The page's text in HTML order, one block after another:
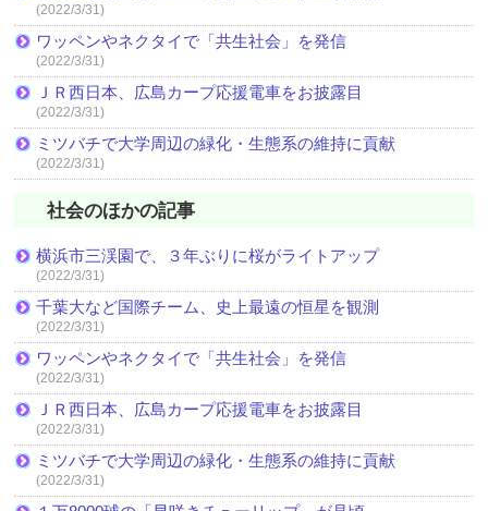
(2022/3/31)
ワッペンやネクタイで「共生社会」を発信
(2022/3/31)
ＪＲ西日本、広島カープ応援電車をお披露目
(2022/3/31)
ミツバチで大学周辺の緑化・生態系の維持に貢献
(2022/3/31)
社会のほかの記事
横浜市三渓園で、３年ぶりに桜がライトアップ
(2022/3/31)
千葉大など国際チーム、史上最遠の恒星を観測
(2022/3/31)
ワッペンやネクタイで「共生社会」を発信
(2022/3/31)
ＪＲ西日本、広島カープ応援電車をお披露目
(2022/3/31)
ミツバチで大学周辺の緑化・生態系の維持に貢献
(2022/3/31)